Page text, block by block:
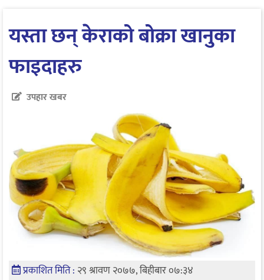
यस्ता छन् केराको बोक्रा खानुका
फाइदाहरु
उपहार खबर
प्रकाशित मिति : २९ श्रावण २०७७, बिहीबार ०७:३४